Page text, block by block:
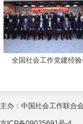
全国社会工作党建经验
主办：中国社会工作联合